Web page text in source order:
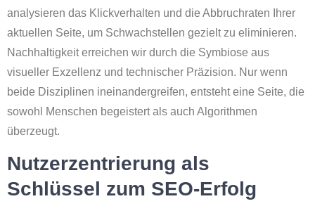
analysieren das Klickverhalten und die Abbruchraten Ihrer
aktuellen Seite, um Schwachstellen gezielt zu eliminieren.
Nachhaltigkeit erreichen wir durch die Symbiose aus
visueller Exzellenz und technischer Präzision. Nur wenn
beide Disziplinen ineinandergreifen, entsteht eine Seite, die
sowohl Menschen begeistert als auch Algorithmen
überzeugt.
Nutzerzentrierung als
Schlüssel zum SEO-Erfolg